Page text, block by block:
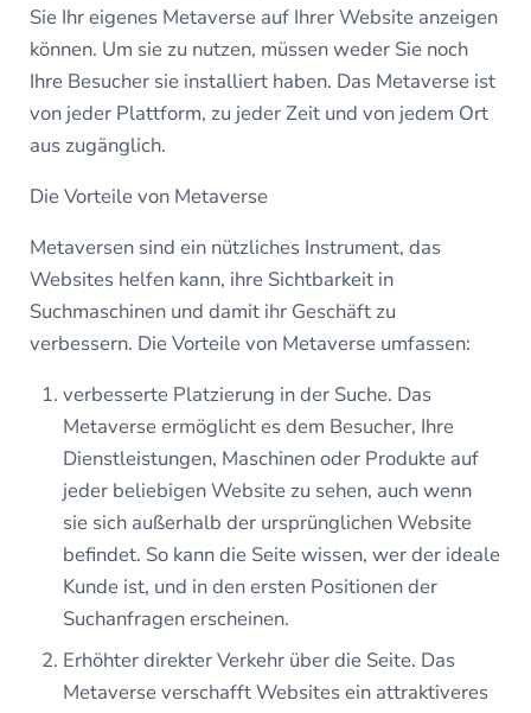
Sie Ihr eigenes Metaverse auf Ihrer Website anzeigen
können. Um sie zu nutzen, müssen weder Sie noch
Ihre Besucher sie installiert haben. Das Metaverse ist
von jeder Plattform, zu jeder Zeit und von jedem Ort
aus zugänglich.
Die Vorteile von Metaverse
Metaversen sind ein nützliches Instrument, das
Websites helfen kann, ihre Sichtbarkeit in
Suchmaschinen und damit ihr Geschäft zu
verbessern. Die Vorteile von Metaverse umfassen:
verbesserte Platzierung in der Suche. Das
Metaverse ermöglicht es dem Besucher, Ihre
Dienstleistungen, Maschinen oder Produkte auf
jeder beliebigen Website zu sehen, auch wenn
sie sich außerhalb der ursprünglichen Website
befindet. So kann die Seite wissen, wer der ideale
Kunde ist, und in den ersten Positionen der
Suchanfragen erscheinen.
Erhöhter direkter Verkehr über die Seite. Das
Metaverse verschafft Websites ein attraktiveres